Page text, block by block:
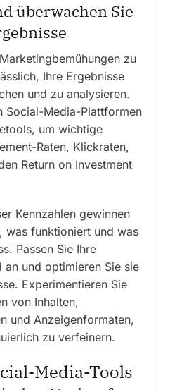
überwachen Sie
zu
Ihre Ergebnisse
und zu analysieren.
Social-Media-Plattformen
um wichtige
Raten, Klickraten,
Return on Investment
Kennzahlen gewinnen
was funktioniert und was
Passen Sie Ihre
an und optimieren Sie sie
Experimentieren Sie
von Inhalten,
und Anzeigenformaten,
zu verfeinern.
Media-Tools